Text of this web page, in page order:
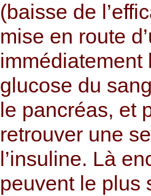
(baisse de
mise en route
immédiatement
glucose du
le pancréas, et
retrouver une
l’insuline. Là
peuvent le plus